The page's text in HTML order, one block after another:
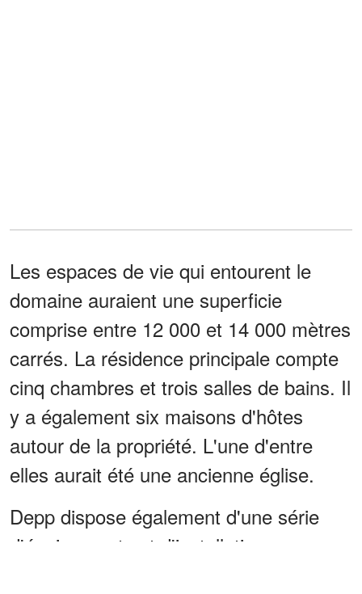
Les espaces de vie qui entourent le
domaine auraient une superficie
comprise entre 12 000 et 14 000 mètres
carrés. La résidence principale compte
cinq chambres et trois salles de bains. Il
y a également six maisons d'hôtes
autour de la propriété. L'une d'entre
elles aurait été une ancienne église.
Depp dispose également d'une série
d'équipements et d'installations